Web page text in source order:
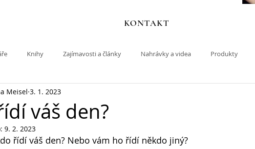
KONTAKT
Knihy Zajímavosti a články Nahrávky a videa Produkty
váš den?
Meisel 3. 1. 2023
9. 2. 2023
řídí váš den? Nebo vám ho řídí někdo jiný?